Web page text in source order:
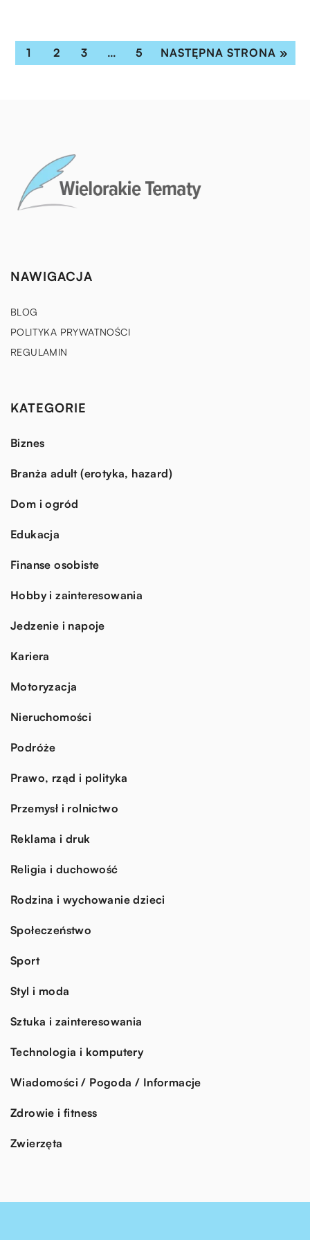
1 2 3 … 5 NASTĘPNA STRONA »
NAWIGACJA
BLOG
POLITYKA PRYWATNOŚCI
REGULAMIN
KATEGORIE
Biznes
Branża adult (erotyka, hazard)
Dom i ogród
Edukacja
Finanse osobiste
Hobby i zainteresowania
Jedzenie i napoje
Kariera
Motoryzacja
Nieruchomości
Podróże
Prawo, rząd i polityka
Przemysł i rolnictwo
Reklama i druk
Religia i duchowość
Rodzina i wychowanie dzieci
Społeczeństwo
Sport
Styl i moda
Sztuka i zainteresowania
Technologia i komputery
Wiadomości / Pogoda / Informacje
Zdrowie i fitness
Zwierzęta